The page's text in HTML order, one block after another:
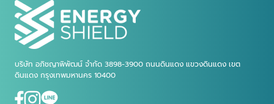
บริษัท อภิชญาพิพัฒน์ จำกัด 3898-3900 ถนนดินแดง แขวงดินแดง เขต
ดินแดง กรุงเทพมหานคร 10400